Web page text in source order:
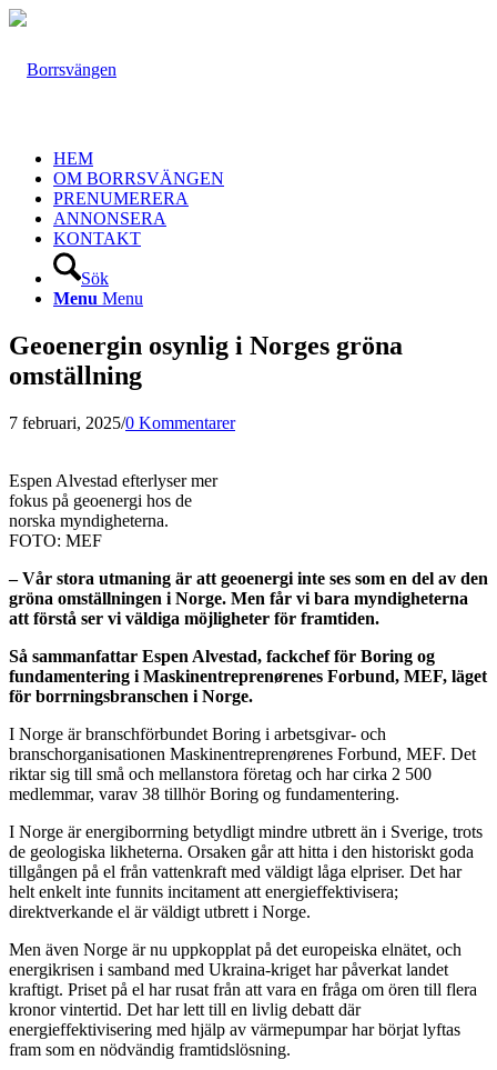
HEM
OM BORRSVÄNGEN
PRENUMERERA
ANNONSERA
KONTAKT
Sök
Menu Menu
Geoenergin osynlig i Norges gröna
omställning
7 februari, 2025/0 Kommentarer
Espen Alvestad efterlyser mer
fokus på geoenergi hos de
norska myndigheterna.
FOTO: MEF
– Vår stora utmaning är att geoenergi inte ses som en del av den
gröna omställningen i Norge. Men får vi bara myndigheterna
att förstå ser vi väldiga möjligheter för framtiden.
Så sammanfattar Espen Alvestad, fackchef för Boring og
fundamentering i Maskinentreprenørenes Forbund, MEF, läget
för borrningsbranschen i Norge.
I Norge är branschförbundet Boring i arbetsgivar- och
branschorganisationen Maskinentreprenørenes Forbund, MEF. Det
riktar sig till små och mellanstora företag och har cirka 2 500
medlemmar, varav 38 tillhör Boring og fundamentering.
I Norge är energiborrning betydligt mindre utbrett än i Sverige, trots
de geologiska likheterna. Orsaken går att hitta i den historiskt goda
tillgången på el från vattenkraft med väldigt låga elpriser. Det har
helt enkelt inte funnits incitament att energieffektivisera;
direktverkande el är väldigt utbrett i Norge.
Men även Norge är nu uppkopplat på det europeiska elnätet, och
energikrisen i samband med Ukraina-kriget har påverkat landet
kraftigt. Priset på el har rusat från att vara en fråga om ören till flera
kronor vintertid. Det har lett till en livlig debatt där
energieffektivisering med hjälp av värmepumpar har börjat lyftas
fram som en nödvändig framtidslösning.